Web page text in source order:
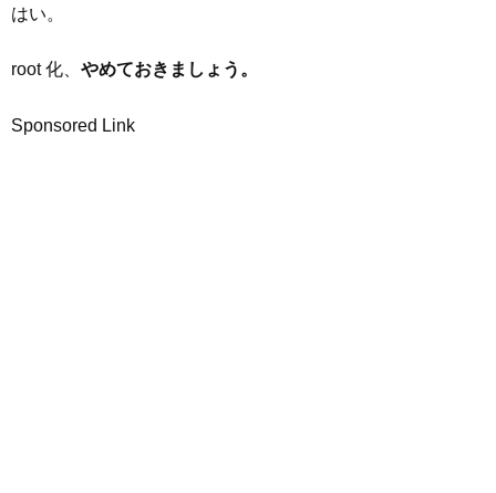
はい。
root 化、 やめておきましょう。
Sponsored Link